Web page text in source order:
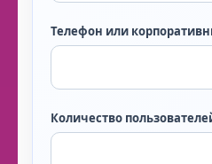
Телефон или
Количество